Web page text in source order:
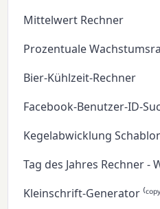
Mittelwert Rechner
Prozentuale
Bier-Kühlzeit-Rechner
Facebook-Benutzer-ID-
Kegelabwicklung
Tag des Jahres Rechner -
Kleinschrift-Generator ⁽ᶜᵒᵖʸ ⁿ